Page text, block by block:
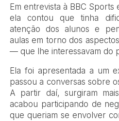
Em entrevista à BBC
ela contou que tinha
atenção dos alunos e
aulas em torno dos
— que lhe interessavam do
Ela foi apresentada a um
passou a conversas sobre
A partir daí, surgiram
acabou participando de
que queriam se envolver